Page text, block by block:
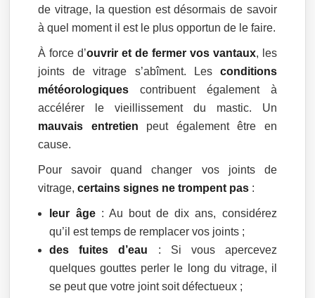
de vitrage, la question est désormais de savoir
à quel moment il est le plus opportun de le faire.
À force d’ouvrir et de fermer vos vantaux, les
joints de vitrage s’abîment. Lesconditions
météorologiques contribuent également à
accélérer le vieillissement du mastic. Un
mauvais entretien peut également être en
cause.
Pour savoir quand changer vos joints de
vitrage,certains signes ne trompent pas :
leur âge: Au bout de dix ans, considérez
qu’il est temps de remplacer vos joints ;
des fuites d’eau : Si vous apercevez
quelques gouttes perler le long du vitrage, il
se peut que votre joint soit défectueux ;